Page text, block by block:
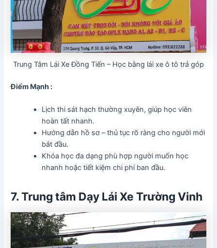
Trung Tâm Lái Xe Đồng Tiến – Học bằng lái xe ô tô trả góp
Điểm Mạnh :
Lịch thi sát hạch thường xuyên, giúp học viên
hoàn tất nhanh.
Hướng dẫn hồ sơ – thủ tục rõ ràng cho người mới
bắt đầu.
Khóa học đa dạng phù hợp người muốn học
nhanh hoặc tiết kiệm chi phí ban đầu.
7. Trung tâm Dạy Lái Xe Trường Vinh